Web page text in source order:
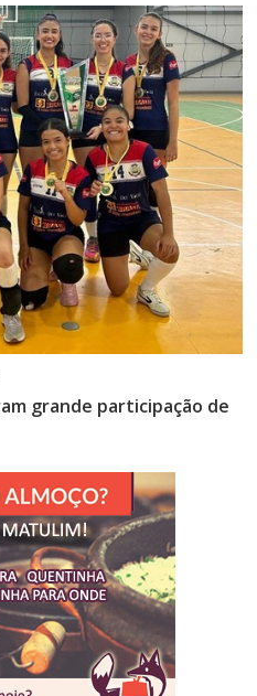
grande participação de